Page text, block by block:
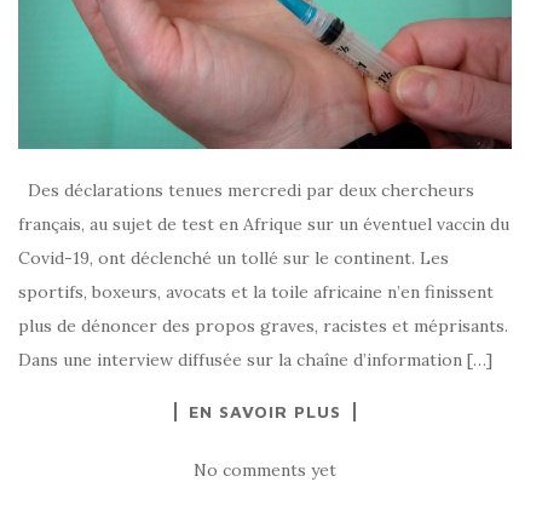
Des déclarations tenues mercredi par deux chercheurs
français, au sujet de test en Afrique sur un éventuel vaccin du
Covid-19, ont déclenché un tollé sur le continent. Les
sportifs, boxeurs, avocats et la toile africaine n’en finissent
plus de dénoncer des propos graves, racistes et méprisants.
Dans une interview diffusée sur la chaîne d’information […]
EN SAVOIR PLUS
No comments yet